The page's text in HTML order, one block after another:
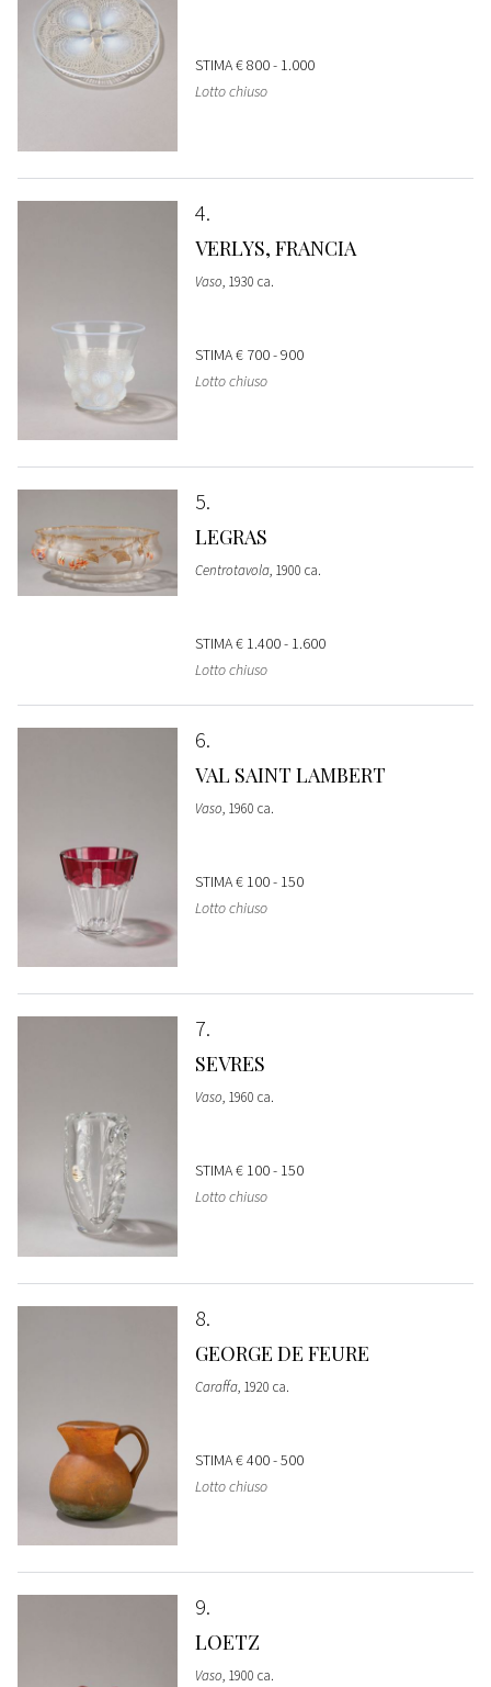
STIMA€ 800 - 1.000
Lotto chiuso
4
VERLYS, FRANCIA
Vaso, 1930 ca.
STIMA€ 700 - 900
Lotto chiuso
5
LEGRAS
Centrotavola, 1900 ca.
STIMA€ 1.400 - 1.600
Lotto chiuso
6
VAL SAINT LAMBERT
Vaso, 1960 ca.
STIMA€ 100 - 150
Lotto chiuso
7
SEVRES
Vaso, 1960 ca.
STIMA€ 100 - 150
Lotto chiuso
8
GEORGE DE FEURE
Caraffa, 1920 ca.
STIMA€ 400 - 500
Lotto chiuso
9
LOETZ
Vaso, 1900 ca.